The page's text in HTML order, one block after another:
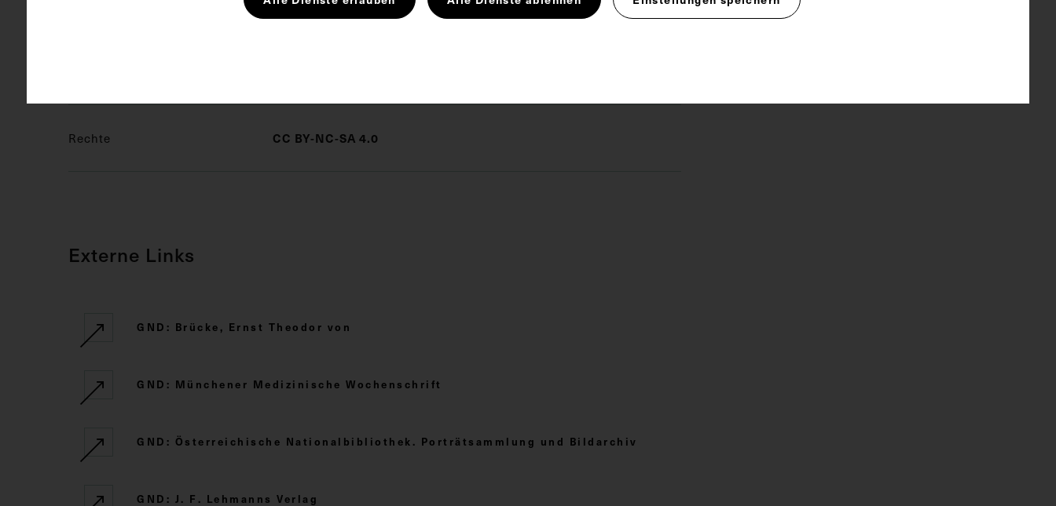
Rechte CC BY-NC-SA 4.0
Externe Links
GND: Brücke, Ernst Theodor von
GND: Münchener Medizinische Wochenschrift
GND: Österreichische Nationalbibliothek. Porträtsammlung und Bildarchiv
GND: J. F. Lehmanns Verlag